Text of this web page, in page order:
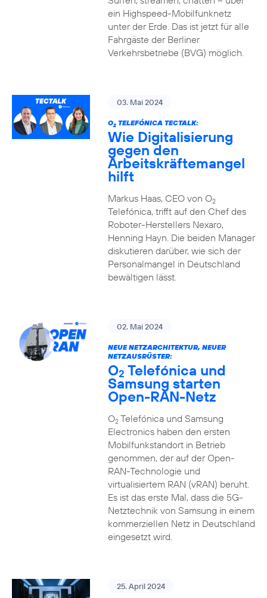
ein Highspeed-Mobilfunknetz
unter der Erde. Das ist jetzt für alle
Fahrgäste der Berliner
Verkehrsbetriebe (BVG) möglich.
03. Mai 2024
O2TELEFÓNICA TECTALK:
Wie Digitalisierung
gegen den
Arbeitskräftemangel
hilft
Markus Haas, CEO von O2
Telefónica, trifft auf den Chef des
Roboter-Herstellers Nexaro,
Henning Hayn. Die beiden Manager
diskutieren darüber, wie sich der
Personalmangel in Deutschland
bewältigen lässt.
02. Mai 2024
NEUE NETZARCHITEKTUR, NEUER
NETZAUSRÜSTER:
O2 Telefónica und
Samsung starten
Open-RAN-Netz
O2Telefónica und Samsung
Electronics haben den ersten
Mobilfunkstandort in Betrieb
genommen, der auf der Open-
RAN-Technologie und
virtualisiertem RAN (vRAN) beruht.
Es ist das erste Mal, dass die 5G-
Netztechnik von Samsung in einem
kommerziellen Netz in Deutschland
eingesetzt wird.
25. April 2024